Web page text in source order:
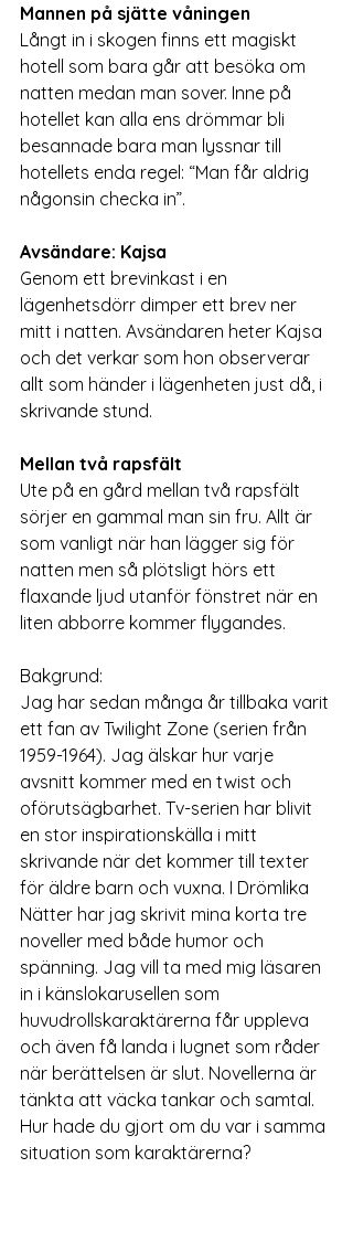
Mannen på sjätte våningen
Långt in i skogen finns ett magiskt
hotell som bara går att besöka om
natten medan man sover. Inne på
hotellet kan alla ens drömmar bli
besannade bara man lyssnar till
hotellets enda regel: “Man får aldrig
någonsin checka in”.
Avsändare: Kajsa
Genom ett brevinkast i en
lägenhetsdörr dimper ett brev ner
mitt i natten. Avsändaren heter Kajsa
och det verkar som hon observerar
allt som händer i lägenheten just då, i
skrivande stund.
Mellan två rapsfält
Ute på en gård mellan två rapsfält
sörjer en gammal man sin fru. Allt är
som vanligt när han lägger sig för
natten men så plötsligt hörs ett
flaxande ljud utanför fönstret när en
liten abborre kommer flygandes.
Bakgrund:
Jag har sedan många år tillbaka varit
ett fan av Twilight Zone (serien från
1959-1964). Jag älskar hur varje
avsnitt kommer med en twist och
oförutsägbarhet. Tv-serien har blivit
en stor inspirationskälla i mitt
skrivande när det kommer till texter
för äldre barn och vuxna. I Drömlika
Nätter har jag skrivit mina korta tre
noveller med både humor och
spänning. Jag vill ta med mig läsaren
in i känslokarusellen som
huvudrollskaraktärerna får uppleva
och även få landa i lugnet som råder
när berättelsen är slut. Novellerna är
tänkta att väcka tankar och samtal.
Hur hade du gjort om du var i samma
situation som karaktärerna?